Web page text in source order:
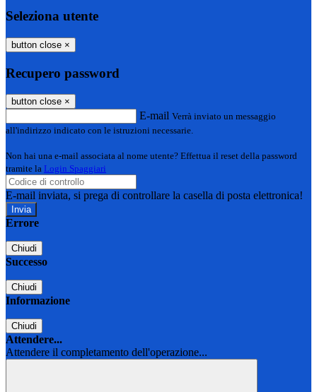
Seleziona utente
button close ×
Recupero password
button close ×
E-mail Verrà inviato un messaggio
all'indirizzo indicato con le istruzioni necessarie.
Non hai una e-mail associata al nome utente? Effettua il reset della password
tramite la Login Spaggiari
E-mail inviata, si prega di controllare la casella di posta elettronica!
Errore
Chiudi
Successo
Chiudi
Informazione
Chiudi
Attendere...
Attendere il completamento dell'operazione...